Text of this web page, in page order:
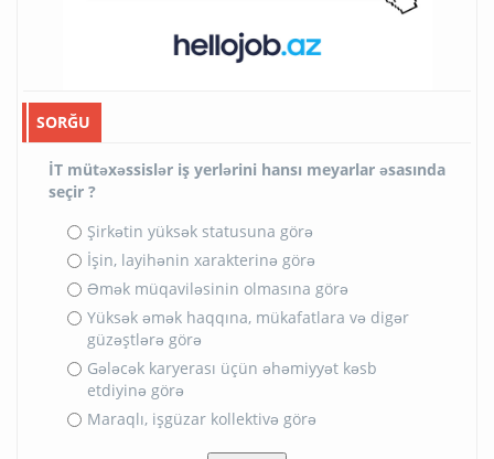
SORĞU
İT mütəxəssislər iş yerlərini hansı meyarlar əsasında
seçir ?
Şirkətin yüksək statusuna görə
İşin, layihənin xarakterinə görə
Əmək müqaviləsinin olmasına görə
Yüksək əmək haqqına, mükafatlara və digər
güzəştlərə görə
Gələcək karyerası üçün əhəmiyyət kəsb
etdiyinə görə
Maraqlı, işgüzar kollektivə görə